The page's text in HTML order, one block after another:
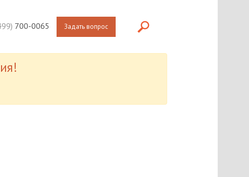
700-0065 Задать вопрос